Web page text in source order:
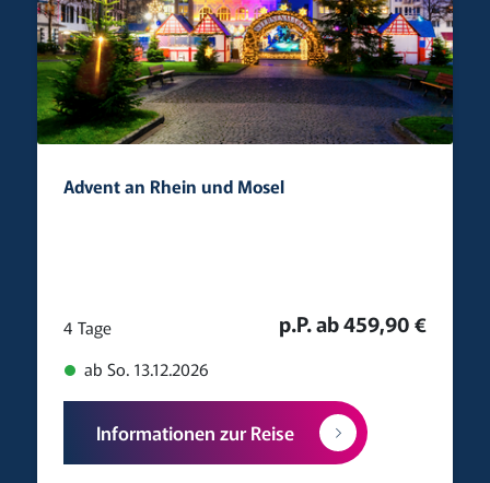
Advent an Rhein und Mosel
4 Tage
ab So. 13.12.2026
p.P. ab 459,90 €
Informationen zur Reise